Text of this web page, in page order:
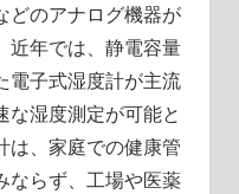
どのアナログ機器が
近年では、静電容量
電子式湿度計が主流
な湿度測定が可能と
は、家庭での健康管
ならず、工場や医薬